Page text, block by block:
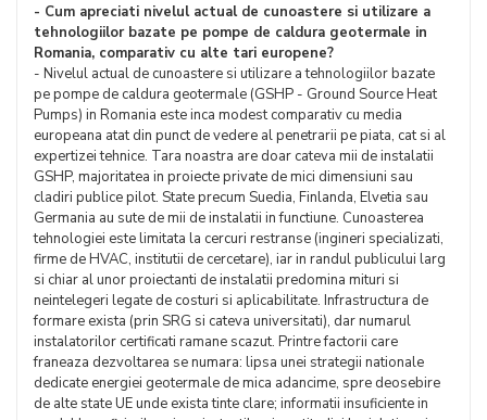
- Cum apreciati nivelul actual de cunoastere si utilizare a
tehnologiilor bazate pe pompe de caldura geotermale in
Romania, comparativ cu alte tari europene?
- Nivelul actual de cunoastere si utilizare a tehnologiilor bazate
pe pompe de caldura geotermale (GSHP - Ground Source Heat
Pumps) in Romania este inca modest comparativ cu media
europeana atat din punct de vedere al penetrarii pe piata, cat si al
expertizei tehnice. Tara noastra are doar cateva mii de instalatii
GSHP, majoritatea in proiecte private de mici dimensiuni sau
cladiri publice pilot. State precum Suedia, Finlanda, Elvetia sau
Germania au sute de mii de instalatii in functiune. Cunoasterea
tehnologiei este limitata la cercuri restranse (ingineri specializati,
firme de HVAC, institutii de cercetare), iar in randul publicului larg
si chiar al unor proiectanti de instalatii predomina mituri si
neintelegeri legate de costuri si aplicabilitate. Infrastructura de
formare exista (prin SRG si cateva universitati), dar numarul
instalatorilor certificati ramane scazut. Printre factorii care
franeaza dezvoltarea se numara: lipsa unei strategii nationale
dedicate energiei geotermale de mica adancime, spre deosebire
de alte state UE unde exista tinte clare; informatii insuficiente in